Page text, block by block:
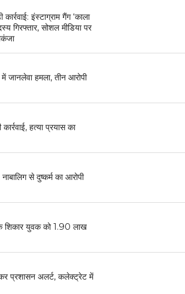
इंस्टाग्राम गैंग ‘काला
गिरफ्तार, सोशल मीडिया पर
जानलेवा हमला, तीन आरोपी
हत्या प्रयास का
से दुष्कर्म का आरोपी
शिकार युवक को 1.90 लाख
प्रशासन अलर्ट, कलेक्ट्रेट में